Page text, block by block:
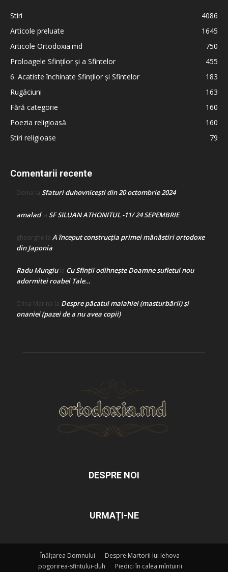
Stiri
4086
Articole preluate
1645
Articole Ortodoxia.md
750
Proloagele Sfinților și a Sfintelor
455
6. Acatiste închinate Sfinților și Sfintelor
183
Rugăciuni
163
Fără categorie
160
Poezia religioasă
160
Stiri religioase
79
Comentarii recente
Doina la Sfaturi duhovnicești din 20 octombrie 2024
amaladla SF SILUAN ATHONITUL -11/ 24 SEPEMBRIE
gheorghe la A început construcţia primei mănăstiri ortodoxe
din Japonia
Radu Mungiula Cu Sfinții odihnește Doamne sufletul nou
adormitei roabei Tale…
Crina Marina la Despre păcatul malahiei (masturbării) şi
onaniei (pazei de a nu avea copii)
DESPRE NOI
URMAȚI-NE
Înălțarea Domnului
Despre Martorii lui Iehova
pogorirea-sfintului-duh
Piedici în calea mîntuirii